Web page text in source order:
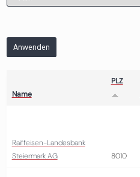
Anwenden
Name
PLZ
Raiffeisen-Landesbank
Steiermark AG
8010